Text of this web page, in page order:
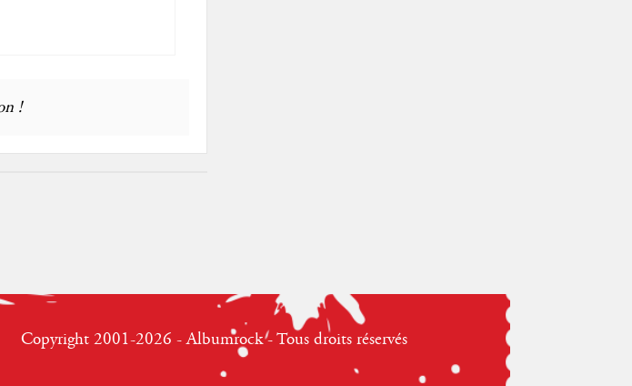
!
Copyright 2001-2026 - Albumrock - Tous droits réservés